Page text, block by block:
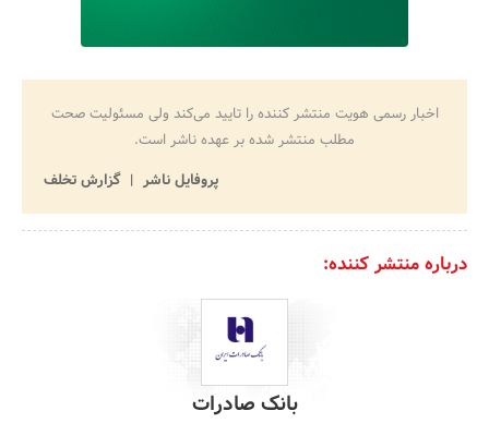
اخبار رسمی هویت منتشر کننده را تایید می‌کند ولی مسئولیت صحت
مطلب منتشر شده بر عهده ناشر است.
پروفایل ناشر
گزارش تخلف
درباره منتشر کننده:
بانک صادرات